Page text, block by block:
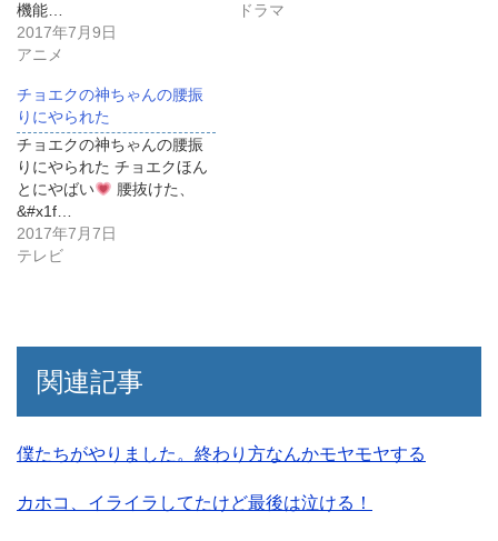
機能…
2017年7月9日
アニメ
ドラマ
チョエクの神ちゃんの腰振
りにやられた
チョエクの神ちゃんの腰振
りにやられた チョエクほん
とにやばい
腰抜けた、
&#x1f…
2017年7月7日
テレビ
関連記事
僕たちがやりました。終わり方なんかモヤモヤする
カホコ、イライラしてたけど最後は泣ける！